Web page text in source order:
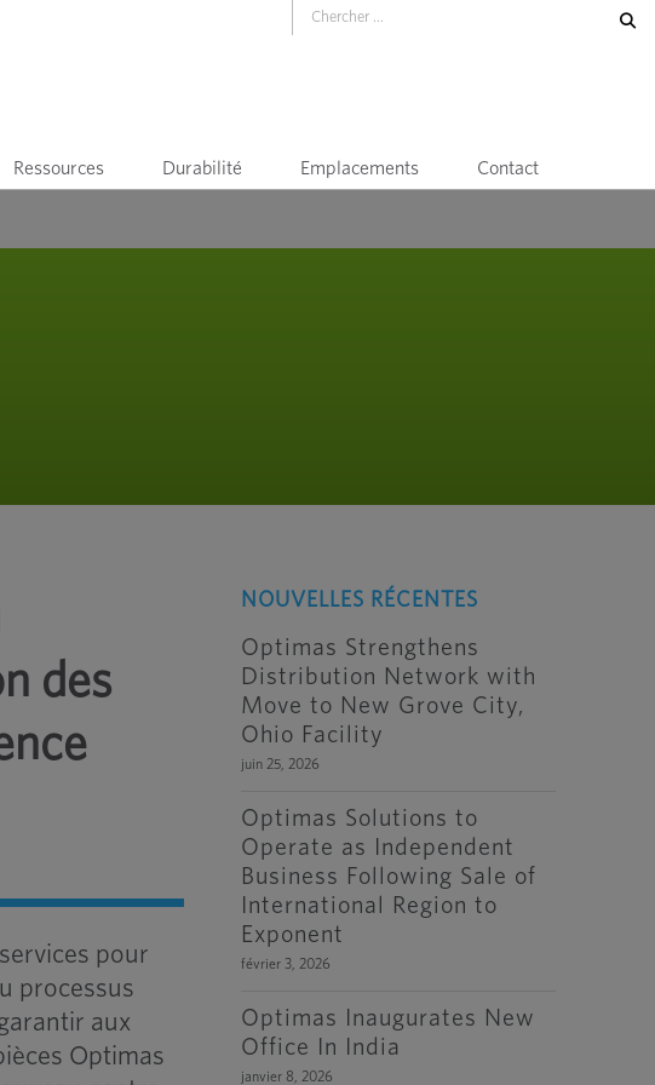
Ressources Durabilité Emplacements Contact
des
pour
processus
aux
Optimas
NOUVELLES RÉCENTES
Optimas Strengthens
Distribution Network with
Move to New Grove City,
Ohio Facility
juin 25, 2026
Optimas Solutions to
Operate as Independent
Business Following Sale of
International Region to
Exponent
février 3, 2026
Optimas Inaugurates New
Office In India
janvier 8, 2026